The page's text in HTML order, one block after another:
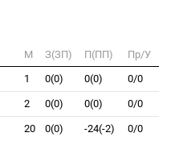
M З(ЗП) П(ПП)
Пр/У
1 0(0) 0(0) 0/0
2 0(0) 0(0) 0/0
20 0(0) -24(-2) 0/0